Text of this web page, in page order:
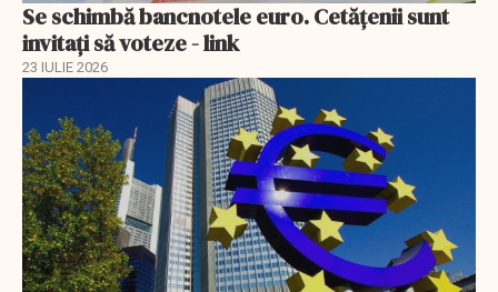
Se schimbă bancnotele euro. Cetățenii sunt
invitați să voteze - link
23 IULIE 2026